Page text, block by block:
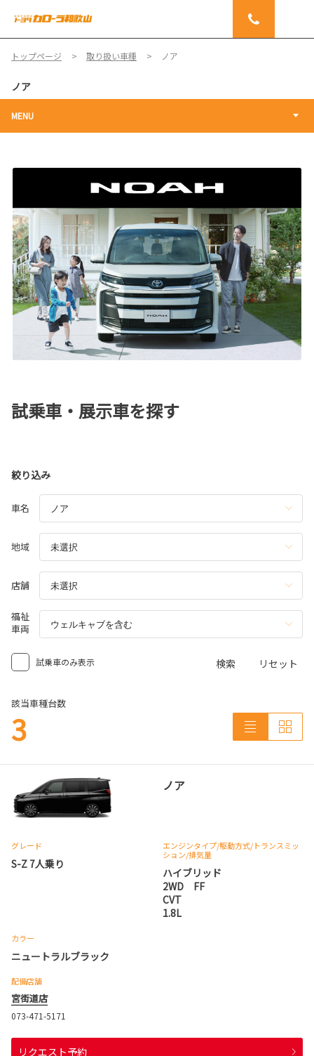
トップページ 取り扱い車種 ノア
ノア
MENU
試乗車・展示車を探す
絞り込み
車名
地域
店舗
福祉
車両
試乗車のみ表示 検索 リセット
該当車種台数
3
ノア
グレード
S-Z 7人乗り
エンジンタイプ/駆動方式/トランスミッ
ション/排気量
ハイブリッド
2WD FF
CVT
1.8L
カラー
ニュートラルブラック
配備店舗
宮街道店
073-471-5171
リクエスト予約